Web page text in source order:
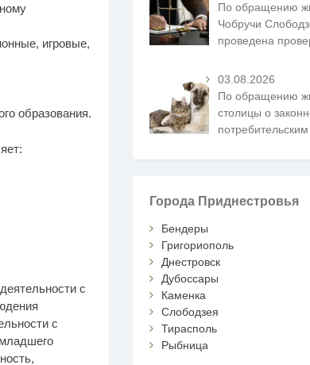
игровые,
образования.
с
с
По обращению
Чобручи
проведена
03.08.2026
По обращению
столицы о
потребительским
Города Приднестровья
Бендеры
Григориополь
Днестровск
Дубоссары
Каменка
Слободзея
Тирасполь
Рыбница